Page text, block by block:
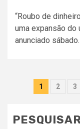
“Roubo de
uma expansão do
anunciado
1 2 3